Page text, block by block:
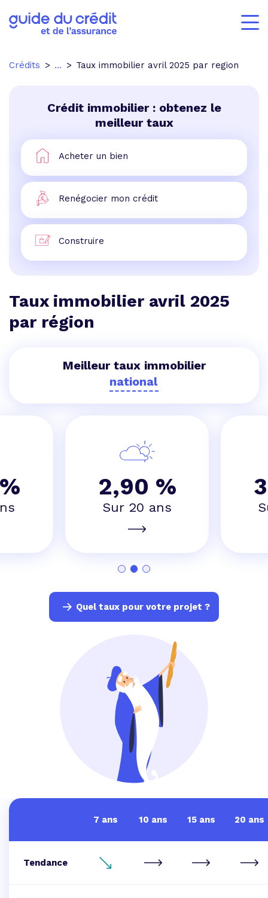
Crédits ... Taux immobilier avril 2025 par region
Crédit immobilier : obtenez le
meilleur taux
Acheter un bien
Renégocier mon crédit
Construire
Taux immobilier avril 2025
par région
Meilleur taux immobilier
2,90 %
Sur 20 ans
Quel taux pour votre projet ?
7 ans 10 ans 15 ans 20 ans
Tendance